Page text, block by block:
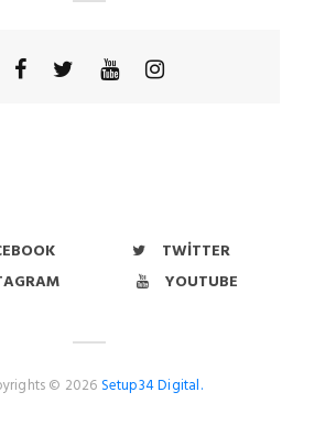
TWITTER
YOUTUBE
© 2026 Setup34 Digital.